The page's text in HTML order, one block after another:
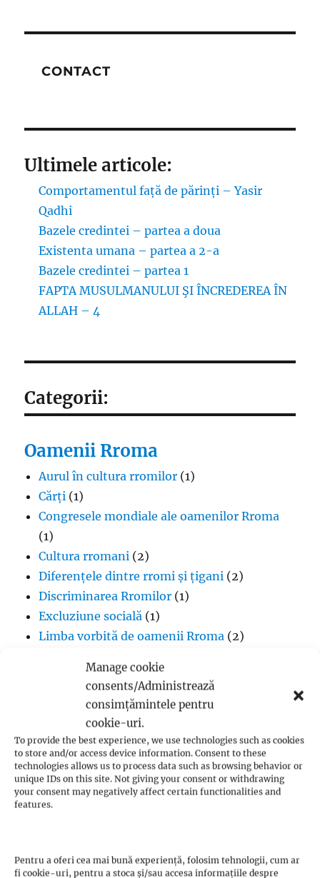
Manage cookie
consents/Administrează
consimțămintele pentru
cookie-uri.
To provide the best experience, we use technologies such as cookies
to store and/or access device information. Consent to these
technologies allows us to process data such as browsing behavior or
unique IDs on this site. Not giving your consent or withdrawing
your consent may negatively affect certain functionalities and
features.
Pentru a oferi cea mai bună experiență, folosim tehnologii, cum ar
fi cookie-uri, pentru a stoca și/sau accesa informațiile despre
CONTACT
Ultimele articole:
Comportamentul față de părinți – Yasir
Qadhi
Bazele credintei – partea a doua
Existenta umana – partea a 2-a
Bazele credintei – partea 1
FAPTA MUSULMANULUI ŞI ÎNCREDEREA ÎN
ALLAH – 4
Categorii:
Oamenii Rroma
Aurul în cultura rromilor (1)
Cărți (1)
Congresele mondiale ale oamenilor Rroma
(1)
Cultura rromani (2)
Diferențele dintre rromi și țigani (2)
Discriminarea Rromilor (1)
Excluziune socială (1)
Limba vorbită de oamenii Rroma (2)
(1)
Proverbe din cultura Rroma
Romii și cultul creștin(1)
Rromii căldărari: tradiții și meșteșuguri(1)
Rromii în melodiile trupei Pheonix(1)
Rromii slătari: tradiții și istorie(1)
Vlax Romani (1)